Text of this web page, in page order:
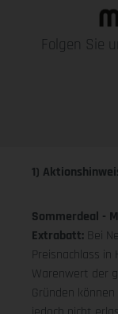
Folgen Sie
1)
Sommerdeal -
Extrabatt: Bei
Preisnachlass
Warenwert der
Gründen